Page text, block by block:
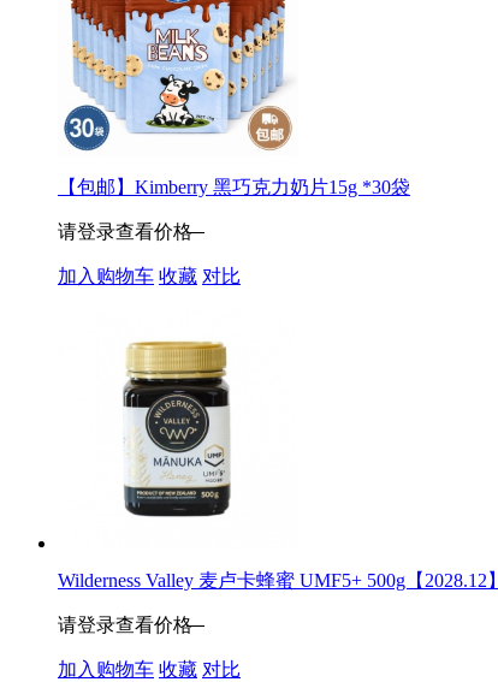
【包邮】Kimberry 黑巧克力奶片15g *30袋
请登录查看价格
加入购物车 收藏 对比
Wilderness Valley 麦卢卡蜂蜜 UMF5+ 500g【2028.12】
请登录查看价格
加入购物车 收藏 对比